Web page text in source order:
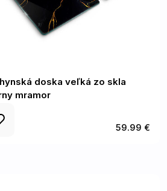
doska veľká zo skla
mramor
59.99 €